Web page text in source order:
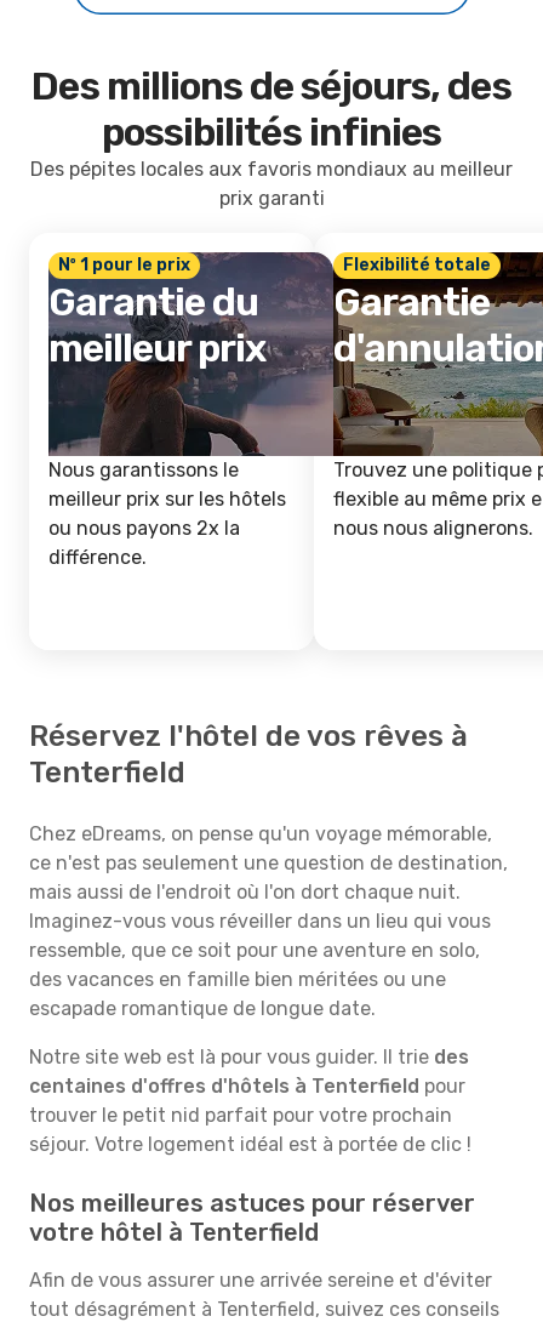
Des millions de séjours, des
possibilités infinies
Des pépites locales aux favoris mondiaux au meilleur
prix garanti
Nº 1 pour le prix
Garantie du
meilleur prix
Nous garantissons le
meilleur prix sur les hôtels
ou nous payons 2x la
différence.
Flexibilité totale
Garantie
Trouvez une politique
flexible au même prix
nous nous alignerons.
Réservez l'hôtel de vos rêves à
Tenterfield
Chez eDreams, on pense qu'un voyage mémorable,
ce n'est pas seulement une question de destination,
mais aussi de l'endroit où l'on dort chaque nuit.
Imaginez-vous vous réveiller dans un lieu qui vous
ressemble, que ce soit pour une aventure en solo,
des vacances en famille bien méritées ou une
escapade romantique de longue date.
Notre site web est là pour vous guider. Il trie des
centaines d'offres d'hôtels à Tenterfield pour
trouver le petit nid parfait pour votre prochain
séjour. Votre logement idéal est à portée de clic !
Nos meilleures astuces pour réserver
votre hôtel à Tenterfield
Afin de vous assurer une arrivée sereine et d'éviter
tout désagrément à Tenterfield, suivez ces conseils